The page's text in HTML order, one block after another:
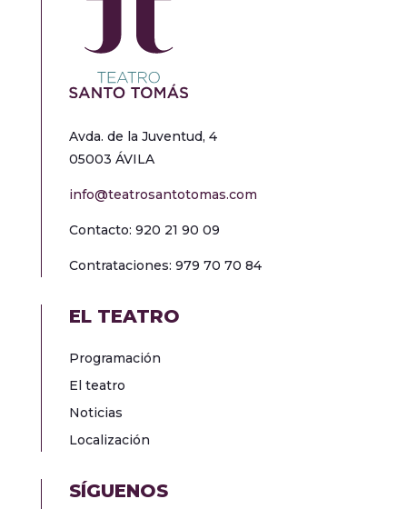
Avda. de la Juventud, 4
05003 ÁVILA
info@teatrosantotomas.com
Contacto: 920 21 90 09
Contrataciones: 979 70 70 84
EL TEATRO
Programación
El teatro
Noticias
Localización
SÍGUENOS